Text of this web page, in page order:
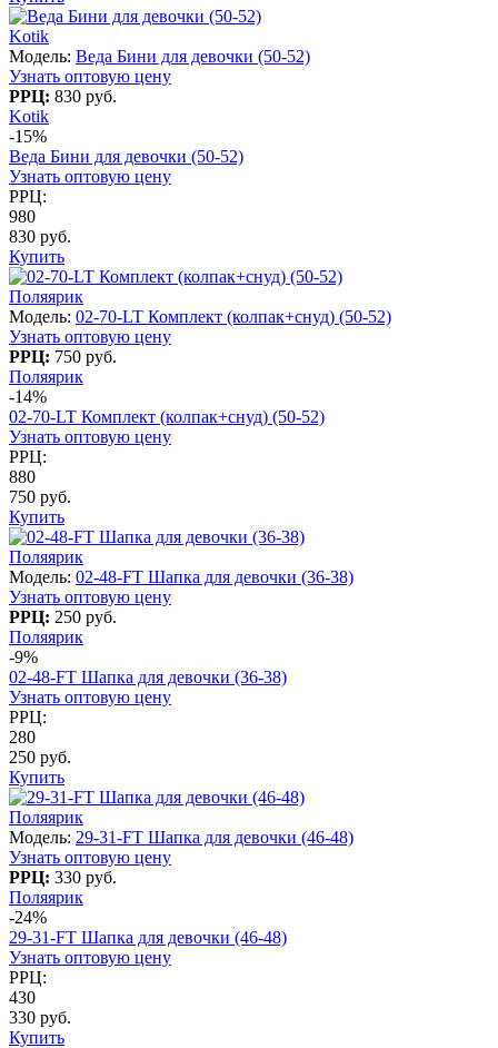
Kotik
Модель: Веда Бини для девочки (50-52)
Узнать оптовую цену
РРЦ: 830 руб.
Kotik
-15%
Веда Бини для девочки (50-52)
Узнать оптовую цену
РРЦ:
980
830 руб.
Купить
Поляярик
Модель: 02-70-LT Комплект (колпак+снуд) (50-52)
Узнать оптовую цену
РРЦ: 750 руб.
Поляярик
-14%
02-70-LT Комплект (колпак+снуд) (50-52)
Узнать оптовую цену
РРЦ:
880
750 руб.
Купить
Поляярик
Модель: 02-48-FT Шапка для девочки (36-38)
Узнать оптовую цену
РРЦ: 250 руб.
Поляярик
-9%
02-48-FT Шапка для девочки (36-38)
Узнать оптовую цену
РРЦ:
280
250 руб.
Купить
Поляярик
Модель: 29-31-FT Шапка для девочки (46-48)
Узнать оптовую цену
РРЦ: 330 руб.
Поляярик
-24%
29-31-FT Шапка для девочки (46-48)
Узнать оптовую цену
РРЦ:
430
330 руб.
Купить